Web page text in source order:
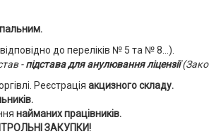
до переліків № 5 та № 8...).
-підстава для анулювання ліцензії
Реєстрація акцизного складу.
найманих працівників.
ЗАКУПКИ!